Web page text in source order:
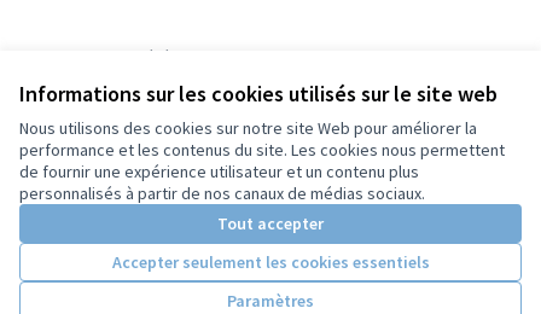
Informations sur les cookies utilisés sur le site web
Nous utilisons des cookies sur notre site Web pour améliorer la
performance et les contenus du site. Les cookies nous permettent
de fournir une expérience utilisateur et un contenu plus
personnalisés à partir de nos canaux de médias sociaux.
Tout accepter
Accepter seulement les cookies essentiels
Paramètres
Référence : tours-PROP-2025-01-2087
voir les autres versions
Vérifiez l'empreinte numérique
Conditions d'utilisation
Paramètres des cookies
Licence
(Lien